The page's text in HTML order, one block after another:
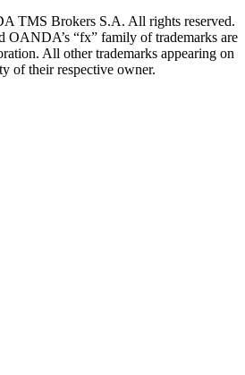
TMS Brokers S.A. All rights reserved.
OANDA’s “fx” family of trademarks are
All other trademarks appearing on
of their respective owner.